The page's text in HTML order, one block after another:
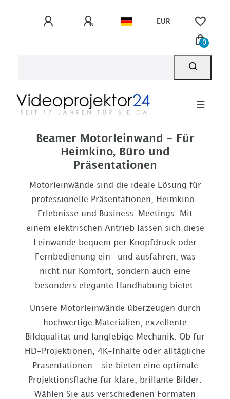
EUR
0
☰
Beamer Motorleinwand – Für
Heimkino, Büro und
Präsentationen
Motorleinwände sind die ideale Lösung für
professionelle Präsentationen, Heimkino-
Erlebnisse und Business-Meetings. Mit
einem elektrischen Antrieb lassen sich diese
Leinwände bequem per Knopfdruck oder
Fernbedienung ein- und ausfahren, was
nicht nur Komfort, sondern auch eine
besonders elegante Handhabung bietet.
Unsere Motorleinwände überzeugen durch
hochwertige Materialien, exzellente
Bildqualität und langlebige Mechanik. Ob für
HD-Projektionen, 4K-Inhalte oder alltägliche
Präsentationen – sie bieten eine optimale
Projektionsfläche für klare, brillante Bilder.
Wählen Sie aus verschiedenen Formaten